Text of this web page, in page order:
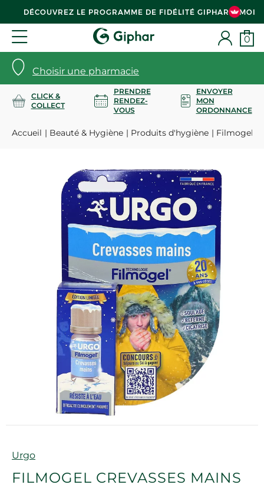
DÉCOUVREZ LE PROGRAMME DE FIDÉLITÉ GIPHAR & MOI
Choisir une pharmacie
0
CLICK &
COLLECT
PRENDRE
RENDEZ-
VOUS
ENVOYER
MON
ORDONNANCE
Accueil Beauté & Hygiène Produits d'hygiène Filmogel
Marque
Urgo
FILMOGEL CREVASSES MAINS